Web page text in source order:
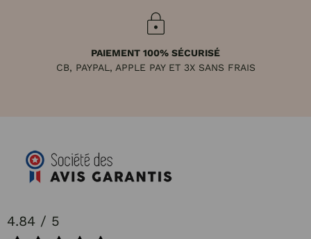
PAIEMENT 100% SÉCURISÉ
CB, PAYPAL, APPLE PAY ET 3X SANS FRAIS
4.84 / 5